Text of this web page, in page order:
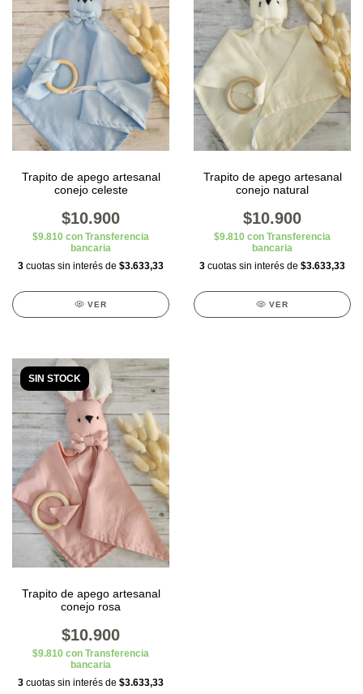
Trapito de apego artesanal
conejo celeste
$10.900
$9.810 con Transferencia
bancaria
3 cuotas sin interés de $3.633,33
VER
Trapito de apego artesanal
conejo natural
$10.900
$9.810 con Transferencia
bancaria
3 cuotas sin interés de $3.633,33
VER
SIN STOCK
Trapito de apego artesanal
conejo rosa
$10.900
$9.810 con Transferencia
bancaria
3 cuotas sin interés de $3.633,33